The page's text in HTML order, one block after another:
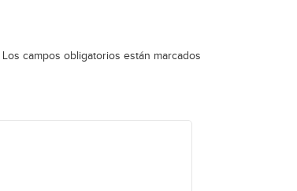
Los campos obligatorios están marcados